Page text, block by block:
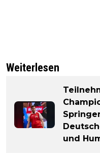
Weiterlesen
und